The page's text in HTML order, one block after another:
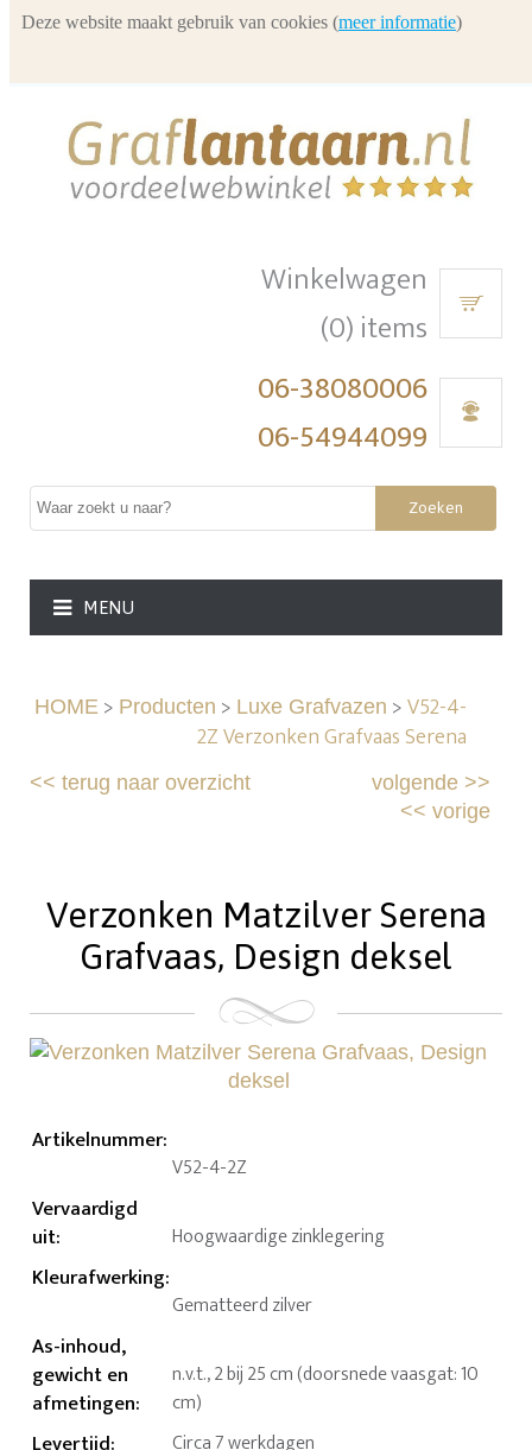
Winkelwagen
(0) items
06-38080006
06-54944099
Zoeken
MENU
HOME> Producten > Luxe Grafvazen >V52-4-
2Z Verzonken Grafvaas Serena
<<terug naar overzicht volgende>>
<< vorige
Verzonken Matzilver Serena
Grafvaas, Design deksel
Artikelnummer:
V52-4-2Z
Vervaardigd
uit: Hoogwaardige zinklegering
Kleurafwerking:
Gematteerd zilver
As-inhoud,
gewicht en
afmetingen:
n.v.t., 2 bij 25 cm (doorsnede vaasgat: 10
cm)
Circa 7 werkdagen
Deze website maakt gebruik van cookies (meer informatie)